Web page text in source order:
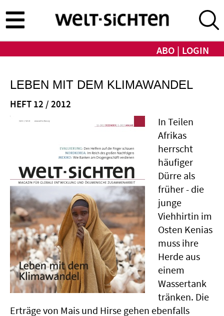
zum
Inhalt
ABO LOGIN
LEBEN MIT DEM KLIMAWANDEL
HEFT 12 / 2012
In Teilen
Afrikas
herrscht
häufiger
Dürre als
früher - die
junge
Viehhirtin im
Osten Kenias
muss ihre
Herde aus
einem
Wassertank
tränken. Die
Erträge von Mais und Hirse gehen ebenfalls